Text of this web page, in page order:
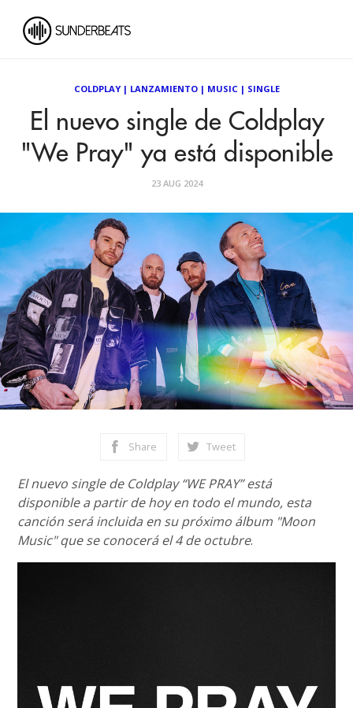
COLDPLAY| LANZAMIENTO| MUSIC| SINGLE
El nuevo single de Coldplay
"We Pray" ya está disponible
23 AUG 2024
Share Tweet
El nuevo single de Coldplay “WE PRAY” está
disponible a partir de hoy en todo el mundo, esta
canción será incluida en su próximo álbum "Moon
Music" que se conocerá el 4 de octubre.